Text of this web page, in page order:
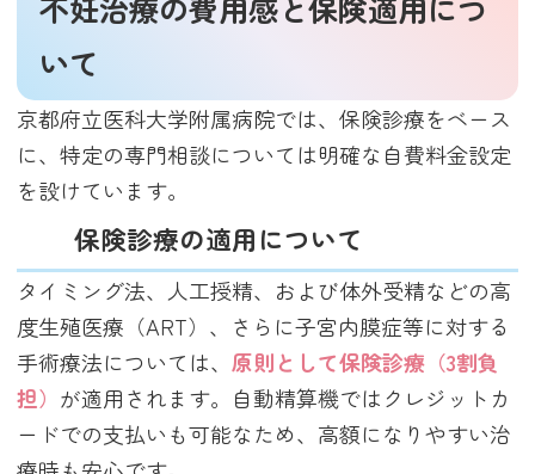
いて
京都府立医科大学附属病院では、保険診療をベース
に、特定の専門相談については明確な自費料金設定
を設けています。
保険診療の適用について
タイミング法、人工授精、および体外受精などの高
度生殖医療（ART）、さらに子宮内膜症等に対する
手術療法については、原則として保険診療（3割負
担） が適用されます。自動精算機ではクレジットカ
ードでの支払いも可能なため、高額になりやすい治